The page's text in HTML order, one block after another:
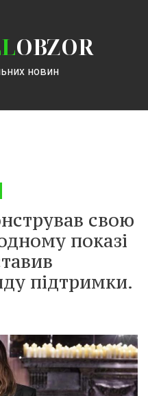
OBZOR
новин
свою
показі
підтримки.